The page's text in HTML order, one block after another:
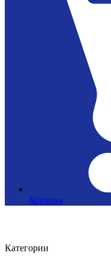
Корзина
Категории